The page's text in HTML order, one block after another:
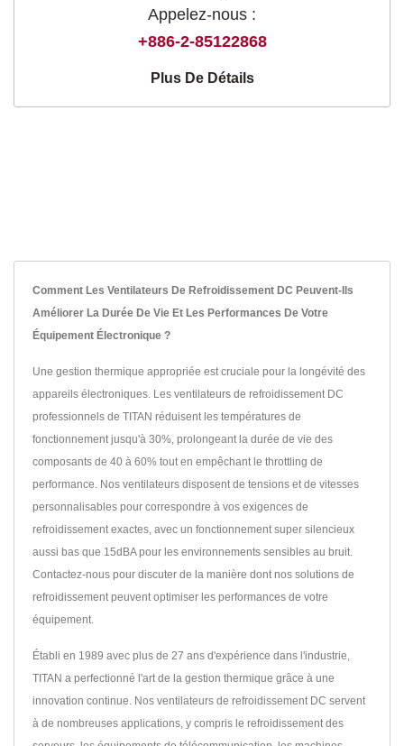
Appelez-nous :
+886-2-85122868
Plus De Détails
Comment Les Ventilateurs De Refroidissement DC Peuvent-Ils
Améliorer La Durée De Vie Et Les Performances De Votre
Équipement Électronique ?
Une gestion thermique appropriée est cruciale pour la longévité des
appareils électroniques. Les ventilateurs de refroidissement DC
professionnels de TITAN réduisent les températures de
fonctionnement jusqu'à 30%, prolongeant la durée de vie des
composants de 40 à 60% tout en empêchant le throttling de
performance. Nos ventilateurs disposent de tensions et de vitesses
personnalisables pour correspondre à vos exigences de
refroidissement exactes, avec un fonctionnement super silencieux
aussi bas que 15dBA pour les environnements sensibles au bruit.
Contactez-nous pour discuter de la manière dont nos solutions de
refroidissement peuvent optimiser les performances de votre
équipement.
Établi en 1989 avec plus de 27 ans d'expérience dans l'industrie,
TITAN a perfectionné l'art de la gestion thermique grâce à une
innovation continue. Nos ventilateurs de refroidissement DC servent
à de nombreuses applications, y compris le refroidissement des